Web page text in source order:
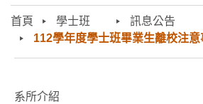
首頁 學士班⠀⠀
訊息公告
112學年度學士班畢業生離校注意
:::
系所介紹